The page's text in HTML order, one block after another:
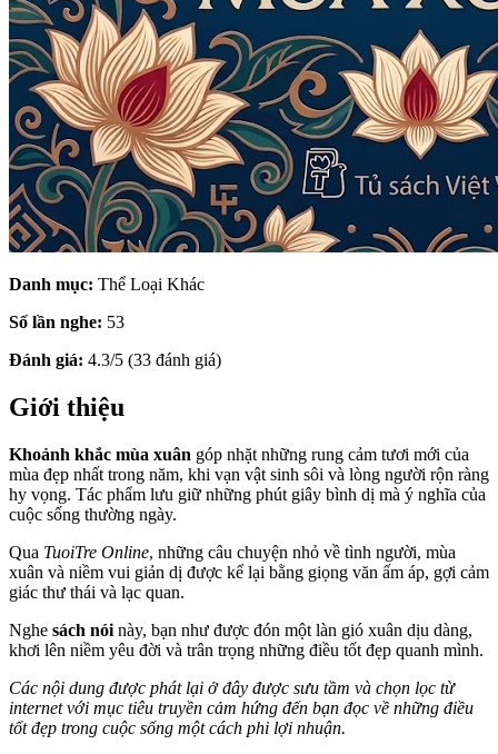
Danh mục: Thể Loại Khác
Số lần nghe: 53
Đánh giá: 4.3/5 (33 đánh giá)
Giới thiệu
Khoảnh khắc mùa xuân góp nhặt những rung cảm tươi mới của
mùa đẹp nhất trong năm, khi vạn vật sinh sôi và lòng người rộn ràng
hy vọng. Tác phẩm lưu giữ những phút giây bình dị mà ý nghĩa của
cuộc sống thường ngày.
Qua TuoiTre Online, những câu chuyện nhỏ về tình người, mùa
xuân và niềm vui giản dị được kể lại bằng giọng văn ấm áp, gợi cảm
giác thư thái và lạc quan.
Nghe sách nói này, bạn như được đón một làn gió xuân dịu dàng,
khơi lên niềm yêu đời và trân trọng những điều tốt đẹp quanh mình.
Các nội dung được phát lại ở đây được sưu tầm và chọn lọc từ
internet với mục tiêu truyền cảm hứng đến bạn đọc về những điều
tốt đẹp trong cuộc sống một cách phi lợi nhuận.